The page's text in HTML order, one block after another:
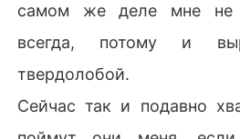
самом же деле мне не
всегда, потому и
твердолобой.
Сейчас так и подавно